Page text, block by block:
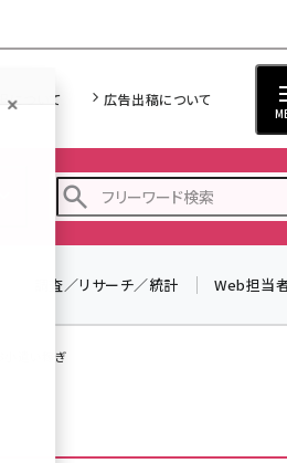
について 広告出稿について
調査／リサーチ／統計 Web担当
小遣い稼ぎ